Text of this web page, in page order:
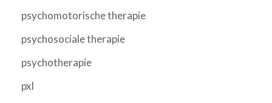
psychomotorische therapie
psychosociale therapie
psychotherapie
pxl